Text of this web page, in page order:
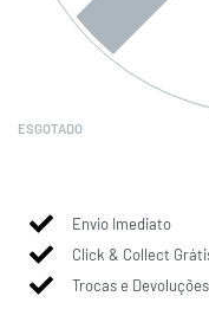
ESGOTADO
Envio Imediato
Click & Collect
Trocas e